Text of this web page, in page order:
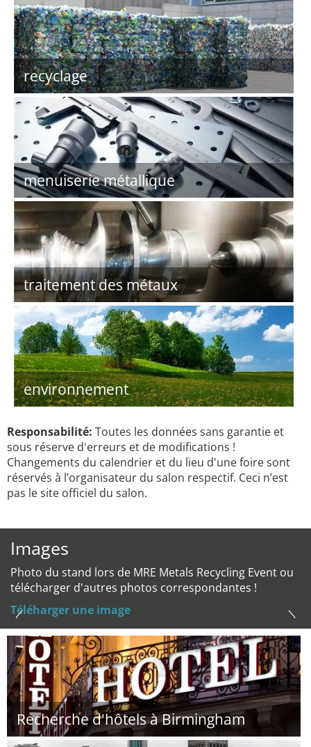
recyclage
menuiserie métallique
traitement des métaux
environnement
Responsabilité: Toutes les données sans garantie et
sous réserve d'erreurs et de modifications !
Changements du calendrier et du lieu d'une foire sont
réservés à l’organisateur du salon respectif. Ceci n’est
pas le site officiel du salon.
Images
Photo du stand lors de MRE Metals Recycling Event ou
télécharger d'autres photos correspondantes !
Téléharger une image
Recherche d'hôtels à Birmingham